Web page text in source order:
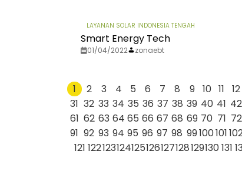
LAYANAN SOLAR INDONESIA TENGAH
Smart Energy Tech
01/04/2022 zonaebt
1 2 3 4 5 6 7 8 9 10 11 12
31 32 33 34 35 36 37 38 39 40 41 42
61 62 63 64 65 66 67 68 69 70 71 72
91 92 93 94 95 96 97 98 99100101
121 122123124125126127128129130131